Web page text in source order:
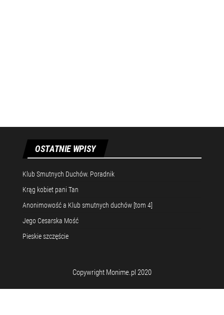
OSTATNIE WPISY
Klub Smutnych Duchów. Poradnik
Krąg kobiet pani Tan
Anonimowość a Klub smutnych duchów [tom 4]
Jego Cesarska Mość
Pieskie szczęście
Copywright Monime.pl 2020